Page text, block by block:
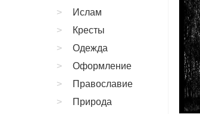
Ислам
Кресты
Одежда
Оформление
Православие
Природа